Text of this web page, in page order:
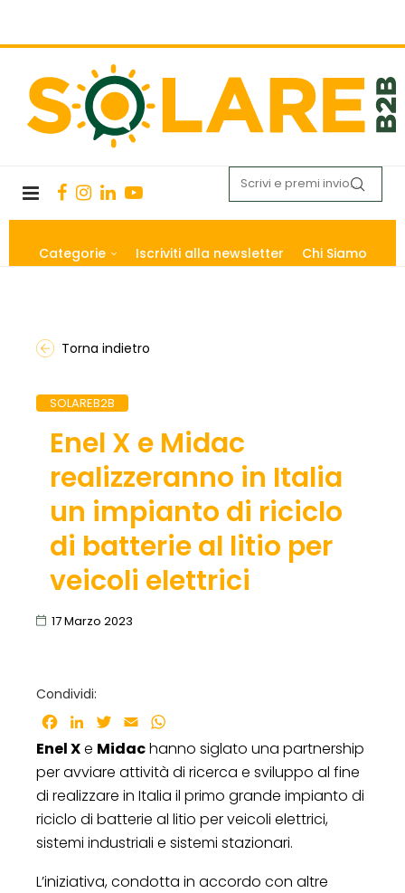
Categorie Iscriviti alla newsletter Chi Siamo
Torna indietro
SOLAREB2B
Enel X e Midac
realizzeranno in Italia
un impianto di riciclo
di batterie al litio per
veicoli elettrici
17 Marzo 2023
Condividi:
Facebook
LinkedInTwitter
Email
Enel Xe Midachanno siglato una partnership
per avviare attività di ricerca e sviluppo al fine
di realizzare in Italia il primo grande impianto di
riciclo di batterie al litio per veicoli elettrici,
sistemi industriali e sistemi stazionari.
L’iniziativa, condotta in accordo con altre